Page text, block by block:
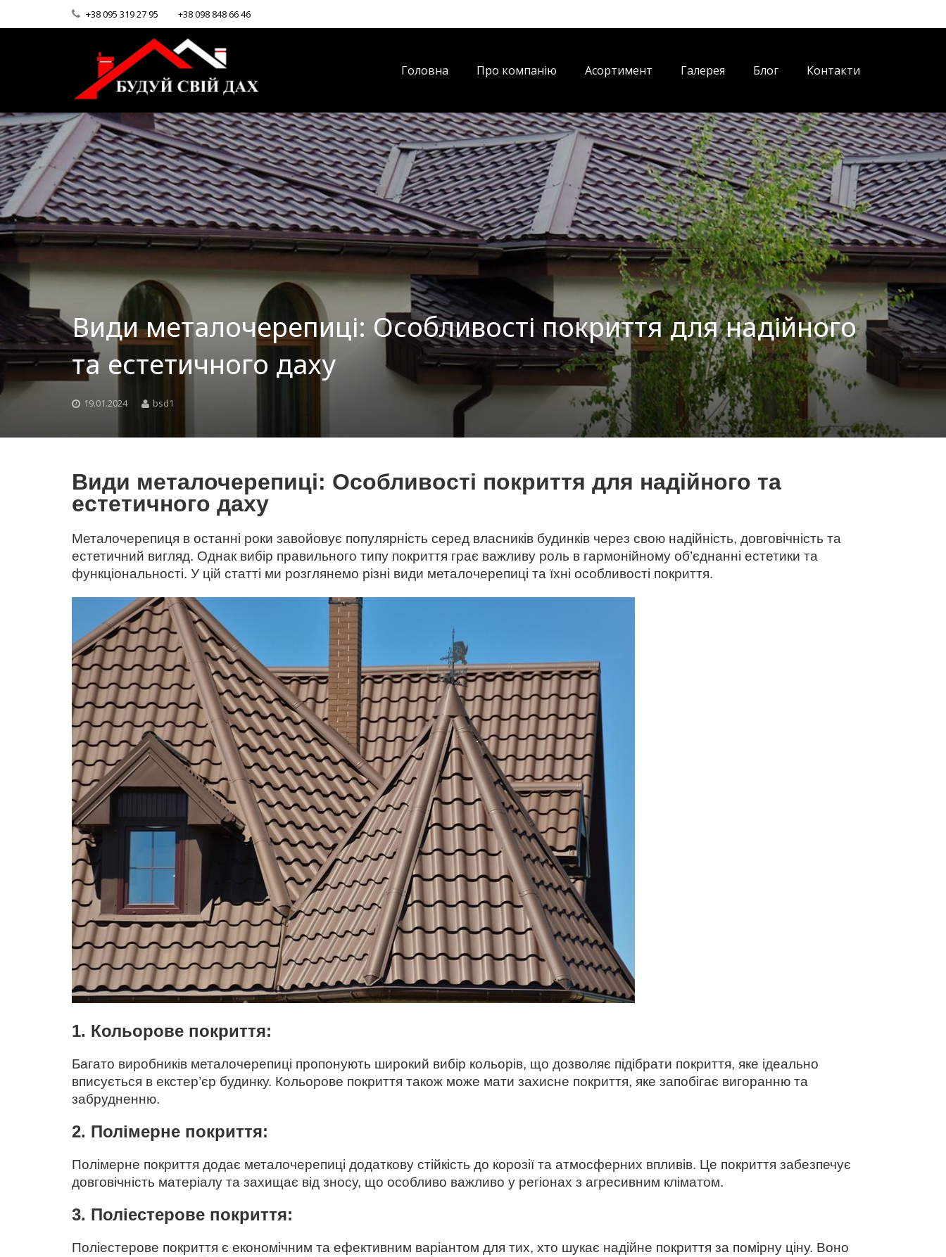
+38 095 319 27 95 +38 098 848 66 46
Головна Про компанію Асортимент Галерея Блог Контакти
Види металочерепиці: Особливості покриття для надійного
та естетичного даху
19.01.2024 bsd1
Види металочерепиці: Особливості покриття для надійного та
естетичного даху
Металочерепиця в останні роки завойовує популярність серед власників будинків через свою надійність, довговічність та
естетичний вигляд. Однак вибір правильного типу покриття грає важливу роль в гармонійному об’єднанні естетики та
функціональності. У цій статті ми розглянемо різні види металочерепиці та їхні особливості покриття.
1. Кольорове покриття:
Багато виробників металочерепиці пропонують широкий вибір кольорів, що дозволяє підібрати покриття, яке ідеально
вписується в екстер’єр будинку. Кольорове покриття також може мати захисне покриття, яке запобігає вигоранню та
забрудненню.
2. Полімерне покриття:
Полімерне покриття додає металочерепиці додаткову стійкість до корозії та атмосферних впливів. Це покриття забезпечує
довговічність матеріалу та захищає від зносу, що особливо важливо у регіонах з агресивним кліматом.
3. Поліестерове покриття:
Поліестерове покриття є економічним та ефективним варіантом для тих, хто шукає надійне покриття за помірну ціну. Воно